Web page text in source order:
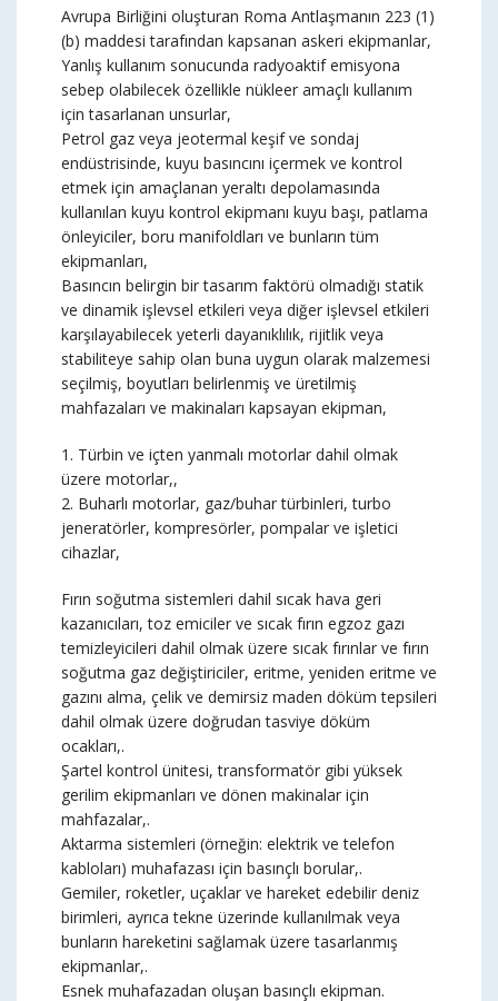
Avrupa Birliğini oluşturan Roma Antlaşmanın 223 (1)
(b) maddesi tarafından kapsanan askeri ekipmanlar,
Yanlış kullanım sonucunda radyoaktif emisyona
sebep olabilecek özellikle nükleer amaçlı kullanım
için tasarlanan unsurlar,
Petrol gaz veya jeotermal keşif ve sondaj
endüstrisinde, kuyu basıncını içermek ve kontrol
etmek için amaçlanan yeraltı depolamasında
kullanılan kuyu kontrol ekipmanı kuyu başı, patlama
önleyiciler, boru manifoldları ve bunların tüm
ekipmanları,
Basıncın belirgin bir tasarım faktörü olmadığı statik
ve dinamik işlevsel etkileri veya diğer işlevsel etkileri
karşılayabilecek yeterli dayanıklılık, rijitlik veya
stabiliteye sahip olan buna uygun olarak malzemesi
seçilmiş, boyutları belirlenmiş ve üretilmiş
mahfazaları ve makinaları kapsayan ekipman,
1. Türbin ve içten yanmalı motorlar dahil olmak
üzere motorlar,,
2. Buharlı motorlar, gaz/buhar türbinleri, turbo
jeneratörler, kompresörler, pompalar ve işletici
cihazlar,
Fırın soğutma sistemleri dahil sıcak hava geri
kazanıcıları, toz emiciler ve sıcak fırın egzoz gazı
temizleyicileri dahil olmak üzere sıcak fırınlar ve fırın
soğutma gaz değiştiriciler, eritme, yeniden eritme ve
gazını alma, çelik ve demirsiz maden döküm tepsileri
dahil olmak üzere doğrudan tasviye döküm
ocakları,.
Şartel kontrol ünitesi, transformatör gibi yüksek
gerilim ekipmanları ve dönen makinalar için
mahfazalar,.
Aktarma sistemleri (örneğin: elektrik ve telefon
kabloları) muhafazası için basınçlı borular,.
Gemiler, roketler, uçaklar ve hareket edebilir deniz
birimleri, ayrıca tekne üzerinde kullanılmak veya
bunların hareketini sağlamak üzere tasarlanmış
ekipmanlar,.
Esnek muhafazadan oluşan basınçlı ekipman.